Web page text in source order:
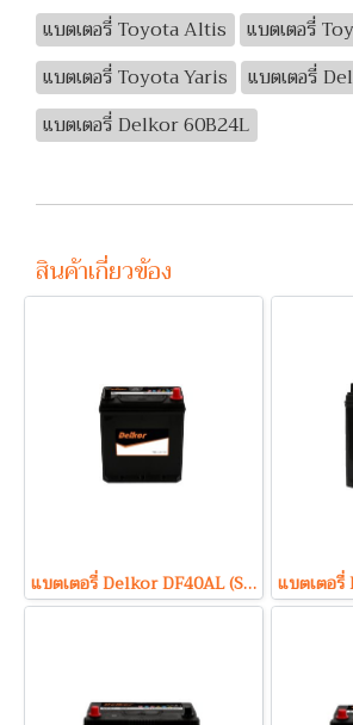
แบตเตอรี่ Toyota Altis
แบตเตอรี่
แบตเตอรี่ Toyota Yaris
แบตเตอรี่
แบตเตอรี่ Delkor 60B24L
สินค้าเกี่ยวข้อง
แบตเตอรี่ Delkor DF40AL (Sealed Maintenance Free Type) 12V 40Ah